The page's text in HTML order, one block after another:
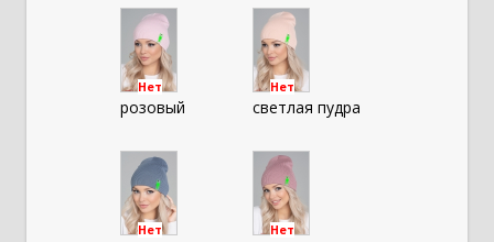
Нет
розовый
Нет
светлая пудра
Нет Нет